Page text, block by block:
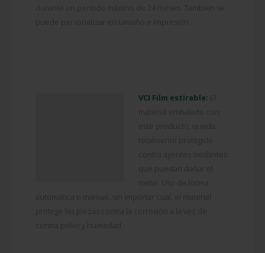
durante un período máximo de 24 meses. También se
puede personalizar en tamaño e impresión.
VCI Film estirable:
material embalado con
este producto, queda
totalmente protegido
contra agentes oxidantes
metal. Uso de forma
automática o manual, sin importar cual, el material
protege las piezas contra la corrosión a la vez de
contra polvo y humedad.